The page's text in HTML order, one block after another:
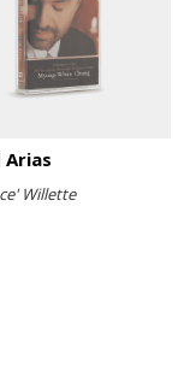
Arias
Willette